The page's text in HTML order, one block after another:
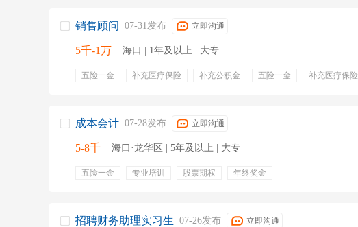
销售顾问 07-31发布 立即沟通
5千-1万 海口 | 1年及以上 | 大专
五险一金 补充医疗保险 补充公积金 五险一金
补充医疗保险
成本会计 07-28发布 立即沟通
5-8千 海口·龙华区 | 5年及以上 | 大专
五险一金 专业培训 股票期权 年终奖金
招聘财务助理实习生 07-26发布 立即沟通